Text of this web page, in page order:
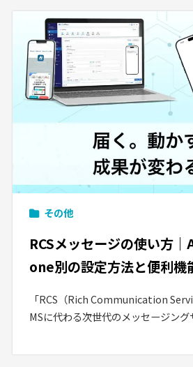
その他
RCSメッセージの使い方
one別の設定方法と便利機
「RCS（Rich Communication
MSに代わる次世代のメッセージング